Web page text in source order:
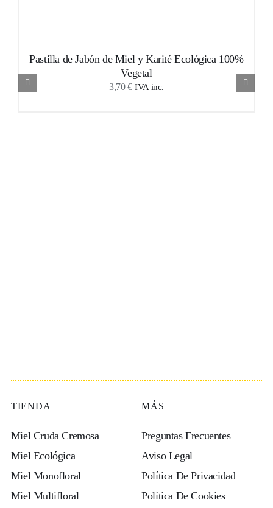
Pastilla de Jabón de Miel y Karité Ecológica 100%
Vegetal
3,70€ IVA inc.
TIENDA
Miel Cruda Cremosa
Miel Ecológica
Miel Monofloral
Miel Multifloral
MÁS
Preguntas Frecuentes
Aviso Legal
Política De Privacidad
Política De Cookies